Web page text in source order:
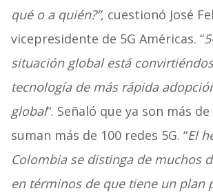
qué o a quién?”, cuestionó José
vicepresidente de 5G Américas. “
situación global está
tecnología de más rápida
global“. Señaló que ya son más
suman más de 100 redes 5G. “El
Colombia se distinga de muchos
en términos de que tiene un plan